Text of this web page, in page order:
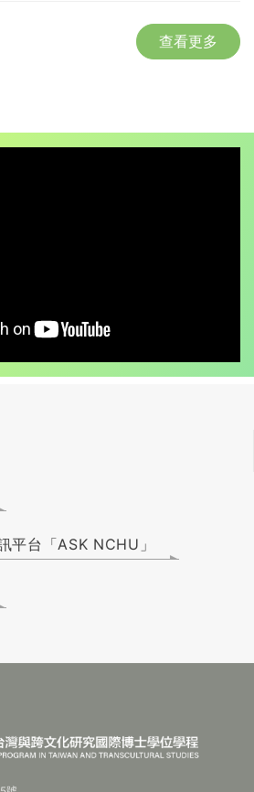
查看更多
平台「ASK NCHU」